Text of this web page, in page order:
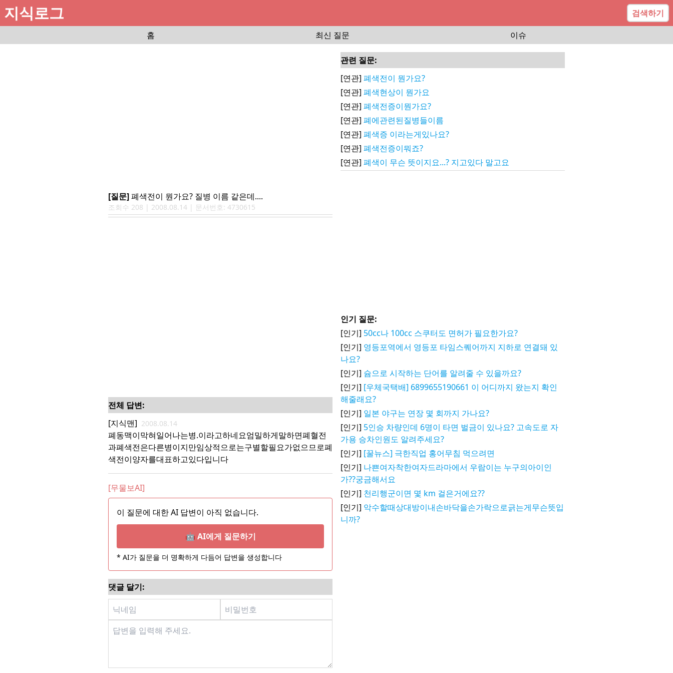
지식로그
검색하기
홈
최신 질문 이슈
[질문]폐색전이 뭔가요? 질병 이름 같은데....
조회수 208 | 2008.08.14 | 문서번호: 4730615
전체 답변:
[지식맨] 2008.08.14
폐동맥이막혀일어나는병.이라고하네요엄밀하게말하면폐혈전
과폐색전은다른병이지만임상적으로는구별할필요가없으므로폐
색전이양자를대표하고있다입니다
[무물보AI]
이 질문에 대한 AI 답변이 아직 없습니다.
🤖 AI에게 질문하기
* AI가 질문을 더 명확하게 다듬어 답변을 생성합니다
댓글 달기:
관련 질문:
[연관] 폐색전이 뭔가요?
[연관] 폐색현상이 뭔가요
[연관] 폐색전증이뭔가요?
[연관] 폐에관련된질병들이름
[연관] 폐색증 이라는게있나요?
[연관] 폐색전증이뭐죠?
[연관] 폐색이 무슨 뜻이지요...? 지고있다 말고요
인기 질문:
[인기] 50cc나 100cc 스쿠터도 면허가 필요한가요?
[인기] 영등포역에서 영등포 타임스퀘어까지 지하로 연결돼 있
나요?
[인기] 슘으로 시작하는 단어를 알려줄 수 있을까요?
[인기] [우체국택배] 6899655190661 이 어디까지 왔는지 확인
해줄래요?
[인기] 일본 야구는 연장 몇 회까지 가나요?
[인기] 5인승 차량인데 6명이 타면 벌금이 있나요? 고속도로 자
가용 승차인원도 알려주세요?
[인기] [꿀뉴스] 극한직업 홍어무침 먹으려면
[인기] 나쁜여자착한여자드라마에서 우람이는 누구의아이인
가??궁금해서요
[인기] 천리행군이면 몇 km 걸은거에요??
[인기] 악수할때상대방이내손바닥을손가락으로긁는게무슨뜻입
니까?